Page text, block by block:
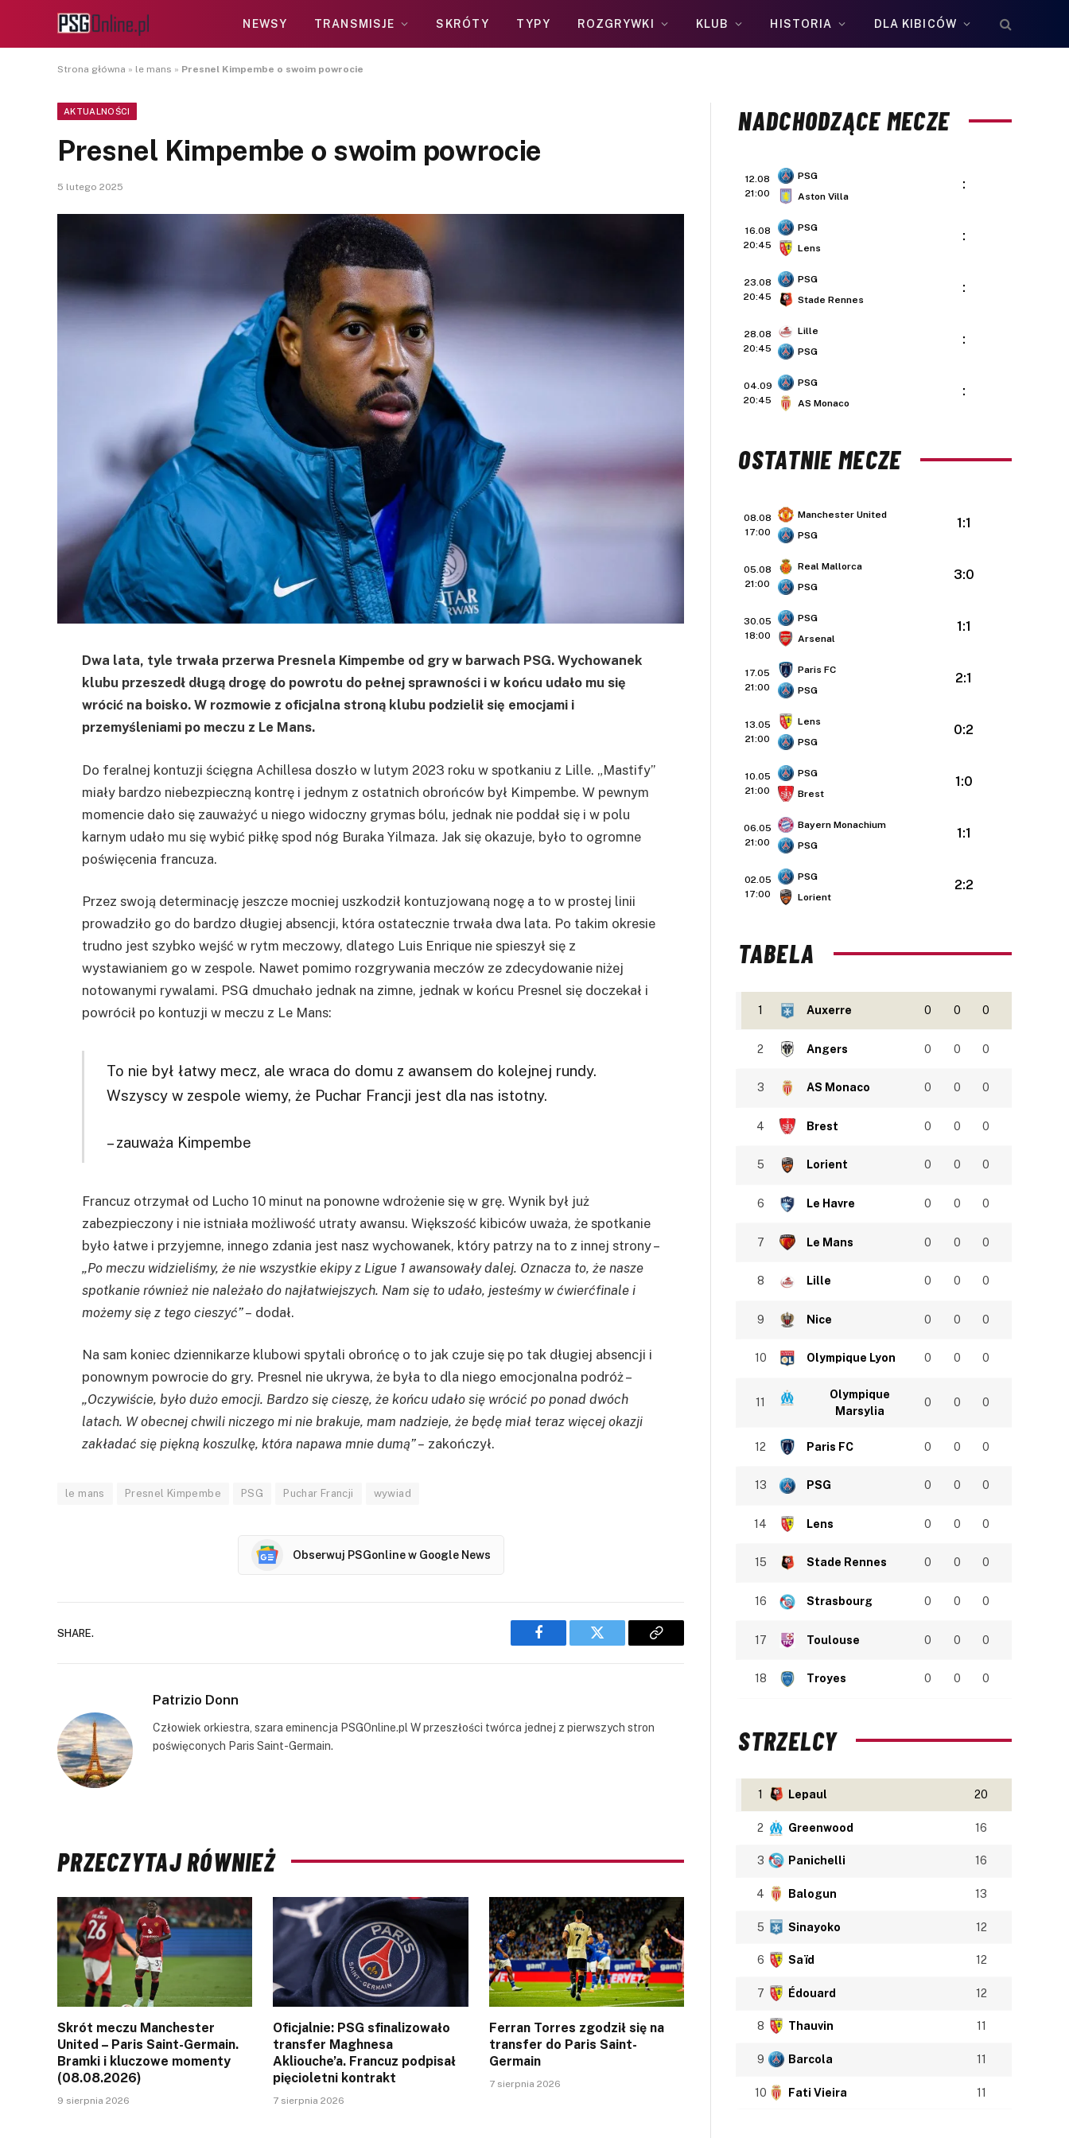
NEWSY TRANSMISJE SKRÓTY TYPY ROZGRYWKI KLUB HISTORIA DLA KIBICÓW
Strona główna » le mans » Presnel Kimpembe o swoim powrocie
AKTUALNOŚCI
Presnel Kimpembe o swoim powrocie
5 lutego 2025
Dwa lata, tyle trwała przerwa Presnela Kimpembe od gry w barwach PSG. Wychowanek
klubu przeszedł długą drogę do powrotu do pełnej sprawności i w końcu udało mu się
wrócić na boisko. W rozmowie z oficjalna stroną klubu podzielił się emocjami i
przemyśleniami po meczu z Le Mans.
Do feralnej kontuzji ścięgna Achillesa doszło w lutym 2023 roku w spotkaniu z Lille. „Mastify”
miały bardzo niebezpieczną kontrę i jednym z ostatnich obrońców był Kimpembe. W pewnym
momencie dało się zauważyć u niego widoczny grymas bólu, jednak nie poddał się i w polu
karnym udało mu się wybić piłkę spod nóg Buraka Yilmaza. Jak się okazuje, było to ogromne
poświęcenia francuza.
Przez swoją determinację jeszcze mocniej uszkodził kontuzjowaną nogę a to w prostej linii
prowadziło go do bardzo długiej absencji, która ostatecznie trwała dwa lata. Po takim okresie
trudno jest szybko wejść w rytm meczowy, dlatego Luis Enrique nie spieszył się z
wystawianiem go w zespole. Nawet pomimo rozgrywania meczów ze zdecydowanie niżej
notowanymi rywalami. PSG dmuchało jednak na zimne, jednak w końcu Presnel się doczekał i
powrócił po kontuzji w meczu z Le Mans:
To nie był łatwy mecz, ale wraca do domu z awansem do kolejnej rundy.
Wszyscy w zespole wiemy, że Puchar Francji jest dla nas istotny.
– zauważa Kimpembe
Francuz otrzymał od Lucho 10 minut na ponowne wdrożenie się w grę. Wynik był już
zabezpieczony i nie istniała możliwość utraty awansu. Większość kibiców uważa, że spotkanie
było łatwe i przyjemne, innego zdania jest nasz wychowanek, który patrzy na to z innej strony –
„Po meczu widzieliśmy, że nie wszystkie ekipy z Ligue 1 awansowały dalej. Oznacza to, że nasze
spotkanie również nie należało do najłatwiejszych. Nam się to udało, jesteśmy w ćwierćfinale i
możemy się z tego cieszyć” – dodał.
Na sam koniec dziennikarze klubowi spytali obrońcę o to jak czuje się po tak długiej absencji i
ponownym powrocie do gry. Presnel nie ukrywa, że była to dla niego emocjonalna podróż –
„Oczywiście, było dużo emocji. Bardzo się cieszę, że końcu udało się wrócić po ponad dwóch
latach. W obecnej chwili niczego mi nie brakuje, mam nadzieje, że będę miał teraz więcej okazji
zakładać się piękną koszulkę, która napawa mnie dumą” – zakończył.
le mans Presnel Kimpembe PSG Puchar Francji wywiad
Obserwuj PSGonline w Google News
SHARE.
Facebook Twitter
Copy
Patrizio Donn
Człowiek orkiestra, szara eminencja PSGOnline.pl W przeszłości twórca jednej z pierwszych stron
poświęconych Paris Saint-Germain.
PRZECZYTAJ RÓWNIEŻ
Skrót meczu Manchester
United – Paris Saint-Germain.
Bramki i kluczowe momenty
(08.08.2026)
9 sierpnia 2026
Oficjalnie: PSG sfinalizowało
transfer Maghnesa
Akliouche’a. Francuz podpisał
pięcioletni kontrakt
7 sierpnia 2026
Ferran Torres zgodził się na
transfer do Paris Saint-
Germain
7 sierpnia 2026
NADCHODZĄCE MECZE
12.08
21:00
PSG
Aston Villa
:
16.08
20:45
PSG
Lens
:
23.08
20:45
PSG
Stade Rennes
:
28.08
20:45
Lille
PSG
:
04.09
20:45
PSG
AS Monaco
:
OSTATNIE MECZE
08.08
17:00
Manchester United
PSG
1:1
05.08
21:00
Real Mallorca
PSG
3:0
30.05
18:00
PSG
Arsenal
1:1
17.05
21:00
Paris FC
PSG
2:1
13.05
21:00
Lens
PSG
0:2
10.05
21:00
PSG
Brest
1:0
06.05
21:00
Bayern Monachium
PSG
1:1
02.05
17:00
PSG
Lorient
2:2
TABELA
1 Auxerre 0 0 0
2 Angers 0 0 0
3 AS Monaco 0 0 0
4 Brest 0 0 0
5 Lorient 0 0 0
6 Le Havre 0 0 0
7 Le Mans 0 0 0
8 Lille 0 0 0
9 Nice 0 0 0
10 Olympique Lyon 0 0 0
11
Olympique
Marsylia
0 0 0
12 Paris FC 0 0 0
13 PSG 0 0 0
14 Lens 0 0 0
15 Stade Rennes 0 0 0
16 Strasbourg 0 0 0
17 Toulouse 0 0 0
18 Troyes 0 0 0
STRZELCY
1 Lepaul 20
2 Greenwood 16
3 Panichelli 16
4 Balogun 13
5 Sinayoko 12
6 Saïd 12
7 Édouard 12
8 Thauvin 11
9 Barcola 11
10 Fati Vieira 11